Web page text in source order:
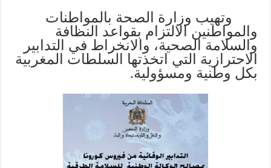
وتهيب وزارة الصحة بالمواطنات
والمواطنين الالتزام بقواعد النظافة
والسلامة الصحية، والانخراط في التدابير
الاحترازية التي اتخذتها السلطات المغربية
بكل وطنية ومسؤولية.